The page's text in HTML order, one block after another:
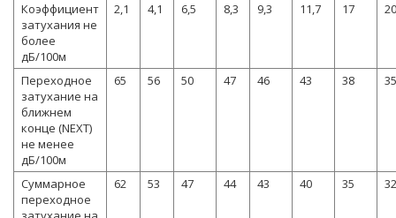
Коэффициент
затухания не
более
дБ/100м
2,1 4,1 6,5 8,3 9,3 11,7 17 20
Переходное
затухание на
ближнем
конце (NEXT)
не менее
дБ/100м
65 56 50 47 46 43 38 35
Суммарное
переходное
62 53 47 44 43 40 35 32